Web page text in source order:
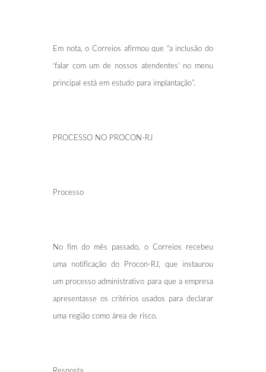
Em nota, o Correios afirmou que “a inclusão do
‘falar com um de nossos atendentes’ no menu
principal está em estudo para implantação”.
PROCESSO NO PROCON-RJ
Processo
No fim do mês passado, o Correios recebeu
uma notificação do Procon-RJ, que instaurou
um processo administrativo para que a empresa
apresentasse os critérios usados para declarar
uma região como área de risco.